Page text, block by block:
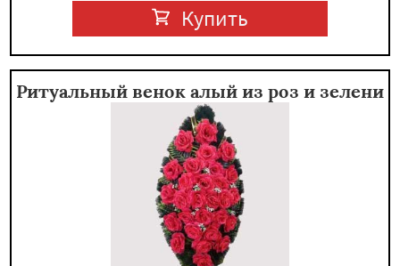
Купить
Ритуальный венок алый из роз и зелени